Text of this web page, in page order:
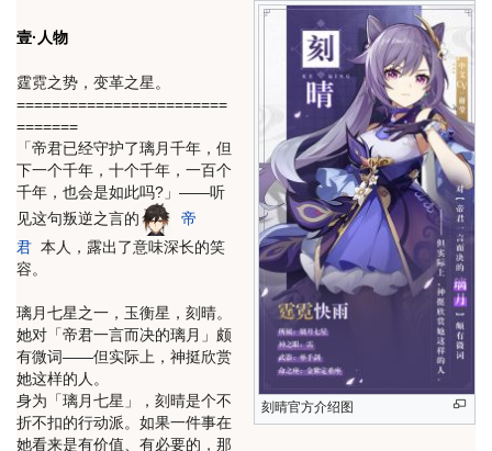
刻晴官方介绍图
壹·人物
霆霓之势，变革之星。
========================
=======
「帝君已经守护了璃月千年，但
下一个千年，十个千年，一百个
千年，也会是如此吗?」——听
见这句叛逆之言的
帝
君 本人，露出了意味深长的笑
容。
璃月七星之一，玉衡星，刻晴。
她对「帝君一言而决的璃月」颇
有微词——但实际上，神挺欣赏
她这样的人。
身为「璃月七星」，刻晴是个不
折不扣的行动派。如果一件事在
她看来是有价值、有必要的，那